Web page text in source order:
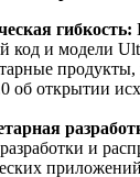
гибкость:
код и модели
продукты,
об открытии
и